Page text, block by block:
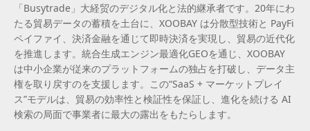
「Busytrade」大経贸のデジタル化と法的継承者です。20年にわ
たる貿易データの蓄積を土台に、XOOBAY は分散型技術と PayFi
ペイファイ、決済金融を通じて即時決済を実現し、貿易の近代化
を推進します。統合生成エンジン最適化GEOを通じ、XOOBAY
は中小企業が従来のプラットフォームの独占を打破し、データ主
権を取り戻すのを支援します。この“SaaS + マーケットプレイ
ス”モデルは、貿易の効率性と検証性を保証し、進化を続ける AI
検索の局面で事業者に最大の露出をもたらします。